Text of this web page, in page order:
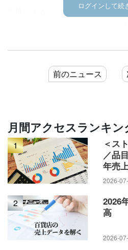
ログインして続
男性によると、上場企業オーナー
の創業家2代目、福武總一郎氏も
永住者を含めて、海外に3カ月以
トルドー政権が医療や建設などの
状況を踏まえ、移民受け入れを積
とのイメージが日本人富裕層の移
3億円近い家を現金購入
「子供達がもう日本に帰りたくな
活を気に入っている」
前のニュース
月間アクセスランキン
1
＜ス
／品
年売
2026-
2
2026
高
2026-